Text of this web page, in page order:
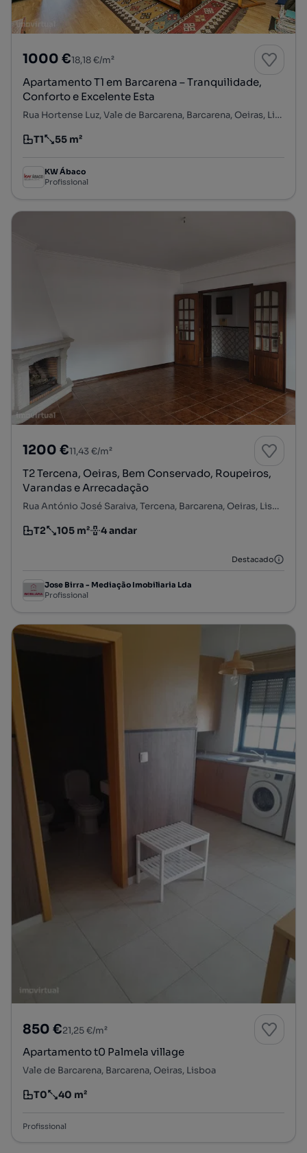
1000 €18,18 €/m²
Apartamento T1 em Barcarena – Tranquilidade,
Conforto e Excelente Esta
Rua Hortense Luz, Vale de Barcarena, Barcarena, Oeiras, Lisboa
Tipologia
T1
Preço por metro quadrado
55 m²
KW Ábaco
Profissional
1200 €11,43 €/m²
T2 Tercena, Oeiras, Bem Conservado, Roupeiros,
Varandas e Arrecadação
Rua António José Saraiva, Tercena, Barcarena, Oeiras, Lisboa
Tipologia
T2
Preço por metro quadrado
105 m²
Andar 4 andar
Destacado
Jose Birra - Mediação Imobiliaria Lda
Profissional
850 €21,25 €/m²
Apartamento t0 Palmela village
Vale de Barcarena, Barcarena, Oeiras, Lisboa
Tipologia
T0
Preço por metro quadrado
40 m²
Profissional